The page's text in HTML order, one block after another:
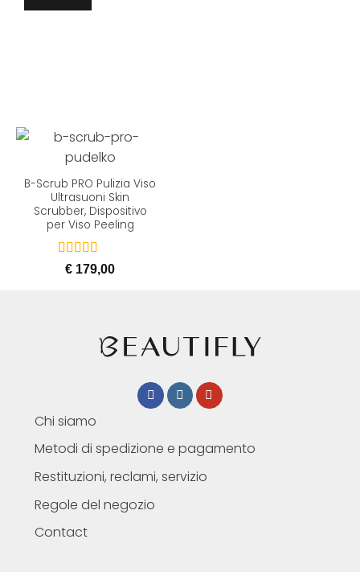
B-Scrub PRO Pulizia Viso
Ultrasuoni Skin
Scrubber, Dispositivo
per Viso Peeling
Valutato
su 5
€ 179,00
Chi siamo
Metodi di spedizione e pagamento
Restituzioni, reclami, servizio
Regole del negozio
Contact